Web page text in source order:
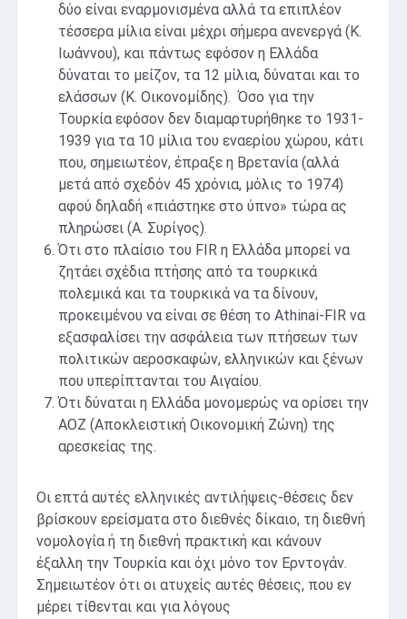
δύο είναι εναρμονισμένα αλλά τα επιπλέον
τέσσερα μίλια είναι μέχρι σήμερα ανενεργά (Κ.
Ιωάννου), και πάντως εφόσον η Ελλάδα
δύναται το μείζον, τα 12 μίλια, δύναται και το
ελάσσων (Κ. Οικονομίδης). Όσο για την
Τουρκία εφόσον δεν διαμαρτυρήθηκε το 1931-
1939 για τα 10 μίλια του εναερίου χώρου, κάτι
που, σημειωτέον, έπραξε η Βρετανία (αλλά
μετά από σχεδόν 45 χρόνια, μόλις το 1974)
αφού δηλαδή «πιάστηκε στο ύπνο» τώρα ας
πληρώσει (Α. Συρίγος).
Ότι στο πλαίσιο του FIR η Ελλάδα μπορεί να
ζητάει σχέδια πτήσης από τα τουρκικά
πολεμικά και τα τουρκικά να τα δίνουν,
προκειμένου να είναι σε θέση το Athinai-FIR να
εξασφαλίσει την ασφάλεια των πτήσεων των
πολιτικών αεροσκαφών, ελληνικών και ξένων
που υπερίπτανται του Αιγαίου.
Ότι δύναται η Ελλάδα μονομερώς να ορίσει την
ΑΟΖ (Αποκλειστική Οικονομική Ζώνη) της
αρεσκείας της.
Οι επτά αυτές ελληνικές αντιλήψεις-θέσεις δεν
βρίσκουν ερείσματα στο διεθνές δίκαιο, τη διεθνή
νομολογία ή τη διεθνή πρακτική και κάνουν
έξαλλη την Τουρκία και όχι μόνο τον Ερντογάν.
Σημειωτέον ότι οι ατυχείς αυτές θέσεις, που εν
μέρει τίθενται και για λόγους